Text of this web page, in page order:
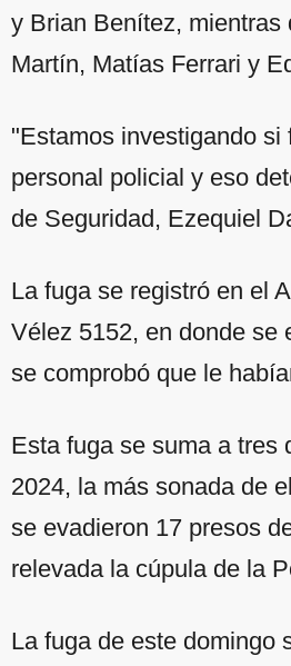
y Brian Benítez, mientras
Martín, Matías Ferrari y
"Estamos investigando
personal policial y eso
de Seguridad, Ezequiel
La fuga se registró en el
Vélez 5152, en donde se
se comprobó que le
Esta fuga se suma a tres
2024, la más sonada de
se evadieron 17 presos
relevada la cúpula de la
La fuga de este domingo